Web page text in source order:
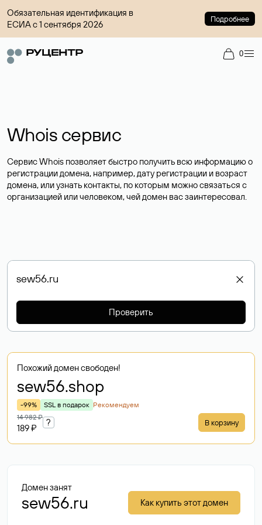
Обязательная идентификация в
ЕСИА с 1 сентября 2026
Подробнее
0
Whois сервис
Сервис Whois позволяет быстро получить всю информацию о
регистрации домена, например, дату регистрации и возраст
домена, или узнать контакты, по которым можно связаться с
организацией или человеком, чей домен вас заинтересовал.
Проверить
Похожий домен свободен!
sew56.shop
-99% SSL в подарок Рекомендуем
14 982 ₽
189 ₽
? В корзину
Домен занят
sew56.ru Как купить этот домен